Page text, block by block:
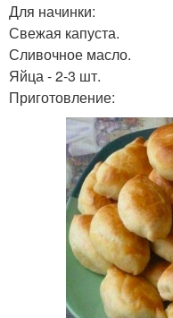
Для начинки:
Свежая капуста.
Сливочное масло.
Яйца - 2-3 шт.
Приготовление: